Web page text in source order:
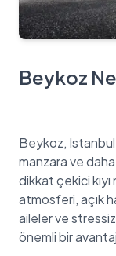
Beykoz
Beykoz,
manzara ve
dikkat çekici
atmosferi, açık
aileler ve
önemli bir